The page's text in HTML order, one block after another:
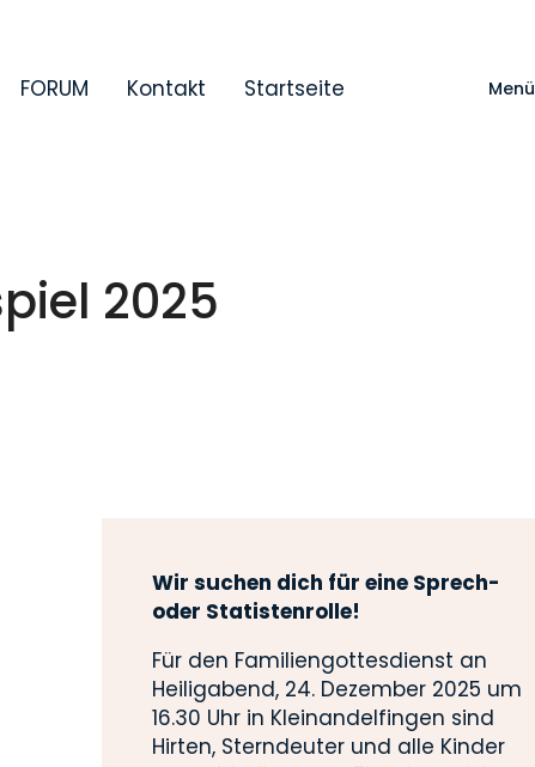
FORUM Kontakt Startseite Menü
2025
Wir suchen dich für eine Sprech-
oder Statistenrolle!
Für den Familiengottesdienst an
Heiligabend, 24. Dezember 2025 um
16.30 Uhr in Kleinandelfingen sind
Hirten, Sterndeuter und alle Kinder